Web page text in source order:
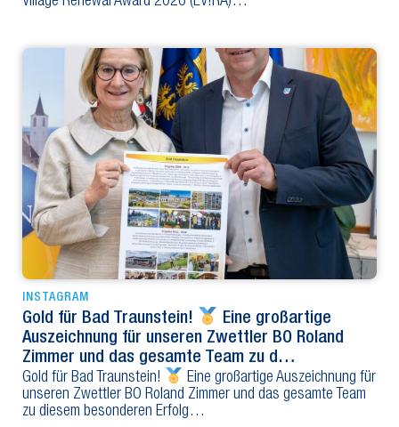
INSTAGRAM
Gold für Bad Traunstein!
Eine großartige
Auszeichnung für unseren Zwettler BO Roland
Zimmer und das gesamte Team zu d…
Gold für Bad Traunstein!
Eine großartige Auszeichnung für
unseren Zwettler BO Roland Zimmer und das gesamte Team
zu diesem besonderen Erfolg…